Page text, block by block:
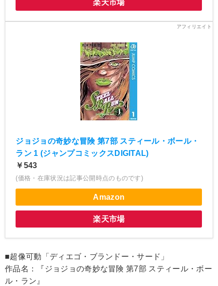
楽天市場
ジョジョの奇妙な冒険 第7部 スティール・ボール・
ラン 1 (ジャンプコミックスDIGITAL)
￥543
(価格・在庫状況は記事公開時点のものです)
Amazon
楽天市場
■超像可動「ディエゴ・ブランドー・サード」
作品名：『ジョジョの奇妙な冒険 第7部 スティール・ボー
ル・ラン』